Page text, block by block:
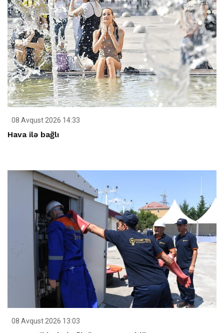
08 Avqust 2026 14:33
Hava ilə bağlı
08 Avqust 2026 13:03